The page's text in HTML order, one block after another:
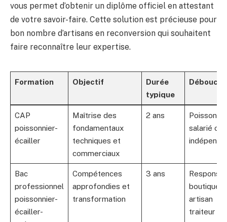
vous permet d’obtenir un diplôme officiel en attestant
de votre savoir-faire. Cette solution est précieuse pour
bon nombre d’artisans en reconversion qui souhaitent
faire reconnaître leur expertise.
Formation Objectif
Durée
typique
CAP
poissonnier-
écailler
Maîtrise des
fondamentaux
techniques et
commerciaux
2 ans
salarié ou
Bac
professionnel
poissonnier-
écailler-
Compétences
approfondies et
transformation
3 ans
boutique
artisan
traiteur